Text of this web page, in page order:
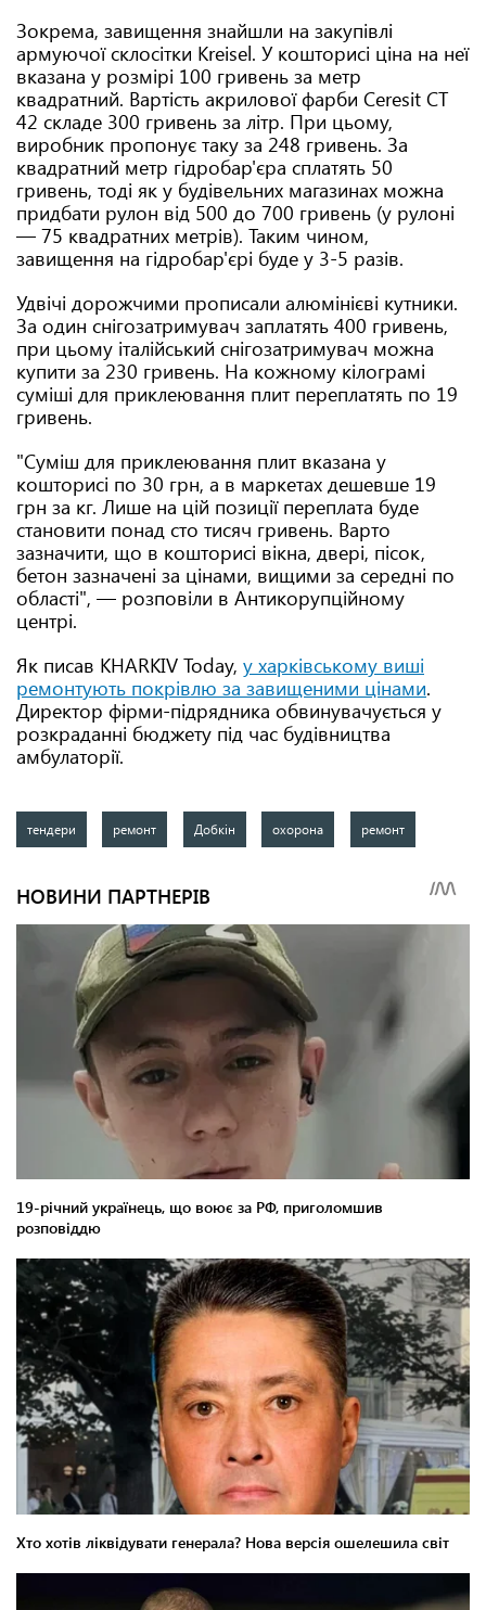
Зокрема, завищення знайшли на закупівлі
армуючої склосітки Kreisel. У кошторисі ціна на неї
вказана у розмірі 100 гривень за метр
квадратний. Вартість акрилової фарби Ceresit CT
42 складе 300 гривень за літр. При цьому,
виробник пропонує таку за 248 гривень. За
квадратний метр гідробар'єра сплатять 50
гривень, тоді як у будівельних магазинах можна
придбати рулон від 500 до 700 гривень (у рулоні
— 75 квадратних метрів). Таким чином,
завищення на гідробар'єрі буде у 3-5 разів.
Удвічі дорожчими прописали алюмінієві кутники.
За один снігозатримувач заплатять 400 гривень,
при цьому італійський снігозатримувач можна
купити за 230 гривень. На кожному кілограмі
суміші для приклеювання плит переплатять по 19
гривень.
"Суміш для приклеювання плит вказана у
кошторисі по 30 грн, а в маркетах дешевше 19
грн за кг. Лише на цій позиції переплата буде
становити понад сто тисяч гривень. Варто
зазначити, що в кошторисі вікна, двері, пісок,
бетон зазначені за цінами, вищими за середні по
області", — розповіли в Антикорупційному
центрі.
Як писав KHARKIV Today, у харківському виші
ремонтують покрівлю за завищеними цінами.
Директор фірми-підрядника обвинувачується у
розкраданні бюджету під час будівництва
амбулаторії.
тендери ремонт Добкін охорона ремонт